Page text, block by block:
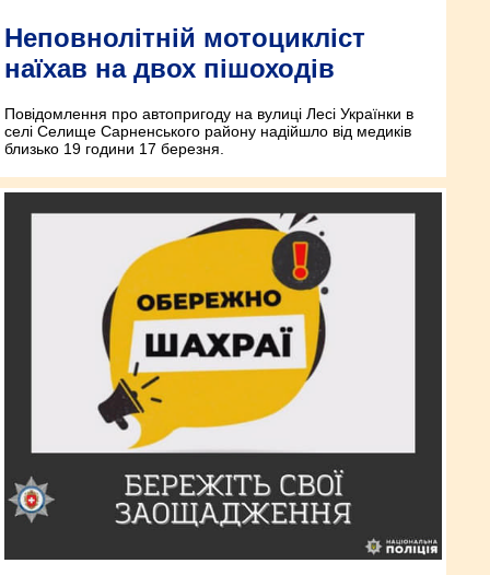
Неповнолітній мотоцикліст
наїхав на двох пішоходів
Повідомлення про автопригоду на вулиці Лесі Українки в
селі Селище Сарненського району надійшло від медиків
близько 19 години 17 березня.